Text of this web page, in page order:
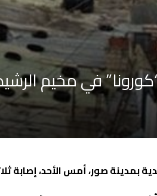
بمدينة صور، أمس الأحد، إصابة